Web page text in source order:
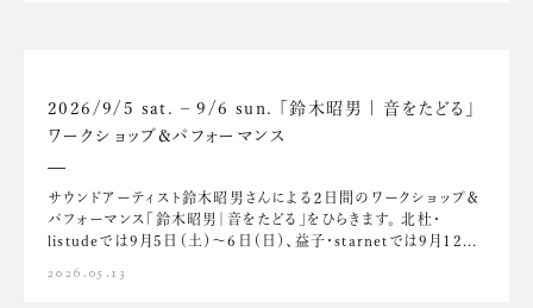
2026/9/5 sat. – 9/6 sun. 「鈴木昭男 | 音をたどる」
ワークショップ&パフォーマンス
サウンドアーティスト鈴木昭男さんによる２日間のワークショップ＆
パフォーマンス「鈴木昭男｜音をたどる」をひらきます。 北杜・
listudeでは9月5日（土）～6日（日）、益子・starnetでは9月12...
2026.05.13